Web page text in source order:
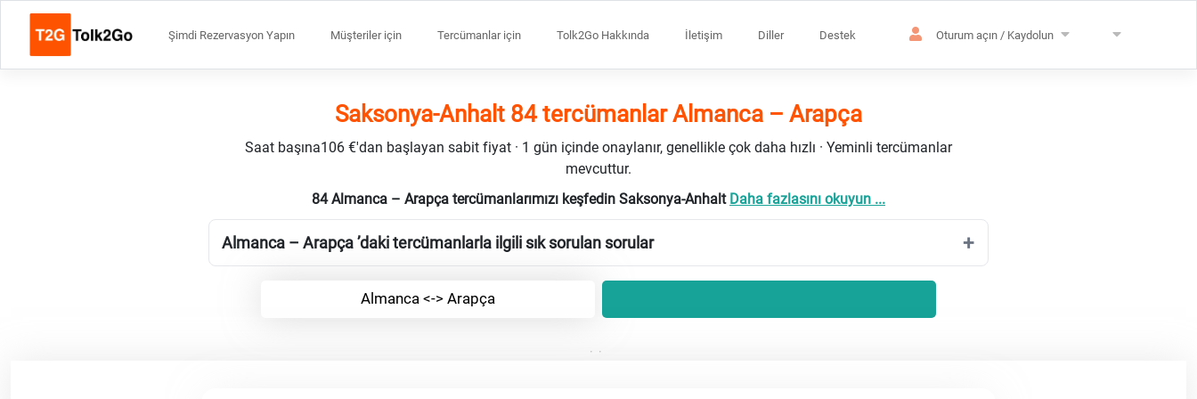
Şimdi Rezervasyon Yapın Müşteriler için Tercümanlar için Tolk2Go Hakkında İletişim Diller Destek Oturum açın / Kaydolun
Saksonya-Anhalt 84 tercümanlar Almanca – Arapça
Saat başına106 €'dan başlayan sabit fiyat · 1 gün içinde onaylanır, genellikle çok daha hızlı · Yeminli tercümanlar
mevcuttur.
84 Almanca – Arapça tercümanlarımızı keşfedin Saksonya-Anhalt Daha fazlasını okuyun ...
Almanca – Arapça ’daki tercümanlarla ilgili sık sorulan sorular
Almanca <-> Arapça